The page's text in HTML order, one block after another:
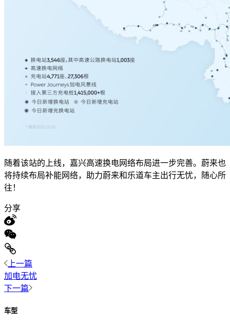
随着该站的上线，嘉兴高速换电网络布局进一步完善。蔚来也
将持续布局补能网络，助力蔚来和乐道车主出行无忧，随心所
往！
分享
上一篇
加电无忧
下一篇
车型